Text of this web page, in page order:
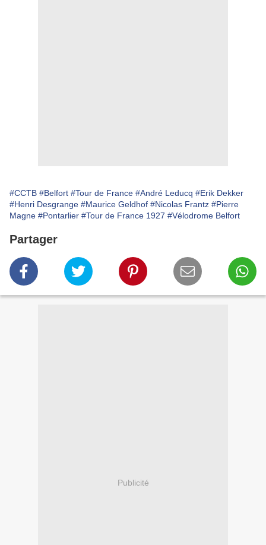
#CCTB #Belfort #Tour de France #André Leducq #Erik Dekker
#Henri Desgrange #Maurice Geldhof #Nicolas Frantz #Pierre
Magne #Pontarlier #Tour de France 1927 #Vélodrome Belfort
Partager
Publicité